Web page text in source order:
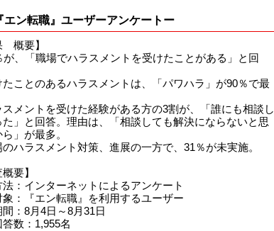
エン転職』ユーザーアンケートー
概要】
が、「職場でハラスメントを受けたことがある」と回
たことのあるハラスメントは、「パワハラ」が90％で最
スメントを受けた経験がある方の3割が、「誰にも相談し
た」と回答。理由は、「相談しても解決にならないと思
」が最多。
のハラスメント対策、進展の一方で、31％が未実施。
概要】
法：インターネットによるアンケート
象：『エン転職』を利用するユーザー
：8月4日～8月31日
数：1,955名